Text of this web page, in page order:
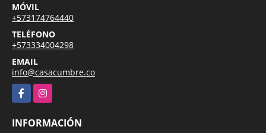
MÓVIL
+573174764440
TELÉFONO
+573334004298
EMAIL
info@casacumbre.co
FacebookInstagram
INFORMACIÓN